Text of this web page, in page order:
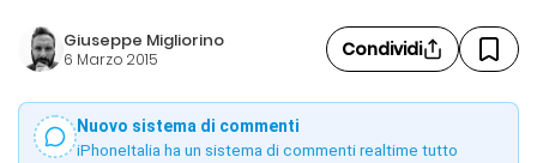
Giuseppe Migliorino
6 Marzo 2015 Condividi
Nuovo sistema di commenti
iPhoneItalia ha un sistema di commenti realtime tutto